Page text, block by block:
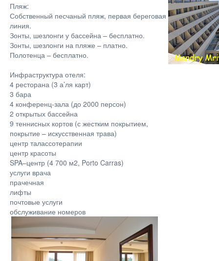
Пляж:
Собственный песчаный пляж, первая береговая
линия.
Зонты, шезлонги у бассейна – бесплатно.
Зонты, шезлонги на пляже – платно.
Полотенца – бесплатно.
Инфраструктура отеля:
4 ресторана (3 а’ля карт)
3 бара
4 конференц-зала (до 2000 персон)
2 открытых бассейна
9 теннисных кортов (с жестким покрытием,
покрытие – искусственная трава)
центр талассотерапии
центр красоты
SPA–центр (4 700 м2, Porto Carras)
услуги врача
прачечная
лифты
почтовые услуги
обслуживание номеров